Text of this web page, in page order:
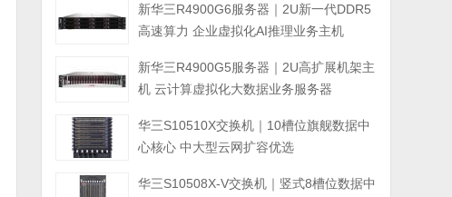
新华三R4900G6服务器｜2U新一代DDR5
高速算力 企业虚拟化AI推理业务主机
新华三R4900G5服务器｜2U高扩展机架主
机 云计算虚拟化大数据业务服务器
华三S10510X交换机｜10槽位旗舰数据中
心核心 中大型云网扩容优选
华三S10508X-V交换机｜竖式8槽位数据中